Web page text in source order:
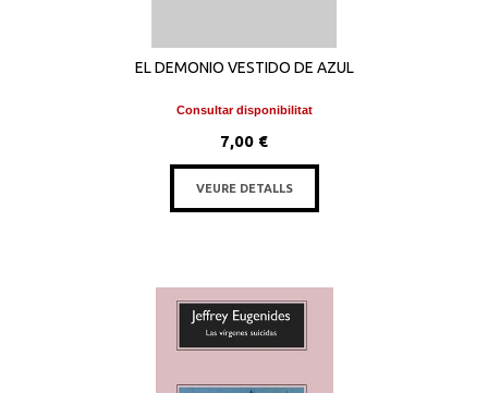
EL DEMONIO VESTIDO DE AZUL
Consultar disponibilitat
7,00 €
VEURE DETALLS